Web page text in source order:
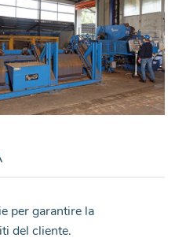
per garantire la
del cliente.